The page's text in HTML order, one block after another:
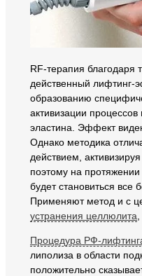
RF-терапия благодаря
действенный лифтинг-
образованию
активизации
эластина. Эффект
Однако методика
действием,
поэтому на протяжении
будет становиться все
Применяют метод и с
устранения целлюлита
Процедура РФ-
липолиза в области
положительно